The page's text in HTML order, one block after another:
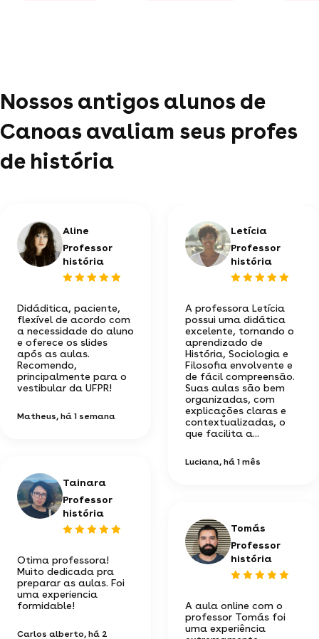
Nossos antigos alunos de
Canoas avaliam seus profes
de história
Aline
Professor
história
Didáditica, paciente,
flexível de acordo com
a necessidade do aluno
e oferece os slides
após as aulas.
Recomendo,
principalmente para o
vestibular da UFPR!
Matheus, há 1 semana
Tainara
Professor
história
Otima professora!
Muito dedicada pra
preparar as aulas. Foi
uma experiencia
formidable!
Carlos alberto, há 2
Letícia
Professor
história
A professora Letícia
possui uma didática
excelente, tornando o
aprendizado de
História, Sociologia e
Filosofia envolvente e
de fácil compreensão.
Suas aulas são bem
organizadas, com
explicações claras e
contextualizadas, o
que facilita a...
Luciana, há 1 mês
Tomás
Professor
história
A aula online com o
professor Tomás foi
uma experiência